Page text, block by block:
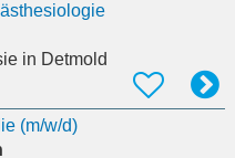
in Detmold
(m/w/d)